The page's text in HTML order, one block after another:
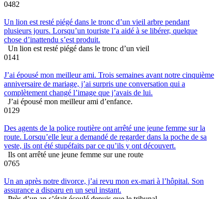
0482
Un lion est resté piégé dans le tronc d’un vieil arbre pendant
plusieurs jours. Lorsqu’un touriste l’a aidé à se libérer, quelque
chose d’inattendu s’est produit.
Un lion est resté piégé dans le tronc d’un vieil
0141
J’ai épousé mon meilleur ami. Trois semaines avant notre cinquième
anniversaire de mariage, j’ai surpris une conversation qui a
complètement changé l’image que j’avais de lui.
J’ai épousé mon meilleur ami d’enfance.
0129
Des agents de la police routière ont arrêté une jeune femme sur la
route. Lorsqu’elle leur a demandé de regarder dans la poche de sa
veste, ils ont été stupéfaits par ce qu’ils y ont découvert.
Ils ont arrêté une jeune femme sur une route
0765
Un an après notre divorce, j’ai revu mon ex-mari à l’hôpital. Son
assurance a disparu en un seul instant.